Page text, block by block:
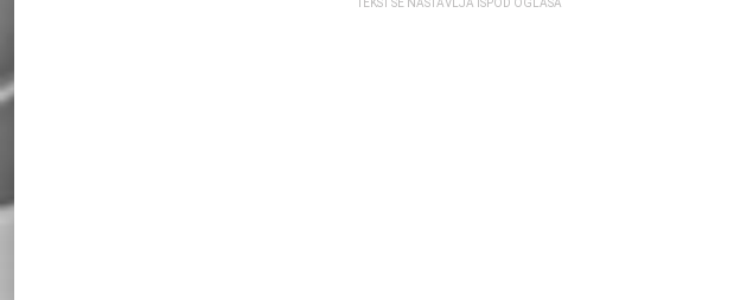
TEKST SE NASTAVLJA ISPOD OGLASA